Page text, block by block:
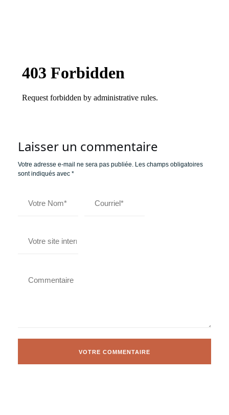
Laisser un commentaire
Votre adresse e-mail ne sera pas publiée. Les champs obligatoires
sont indiqués avec *